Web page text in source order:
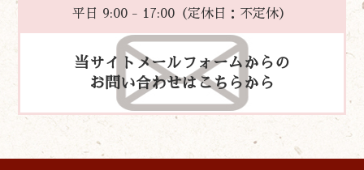
平日 9:00 - 17:00（定休日：不定休）
当サイトメールフォームからの
お問い合わせはこちらから